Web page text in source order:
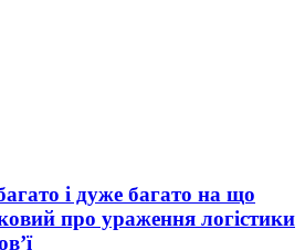
і дуже багато на що
про ураження логістики